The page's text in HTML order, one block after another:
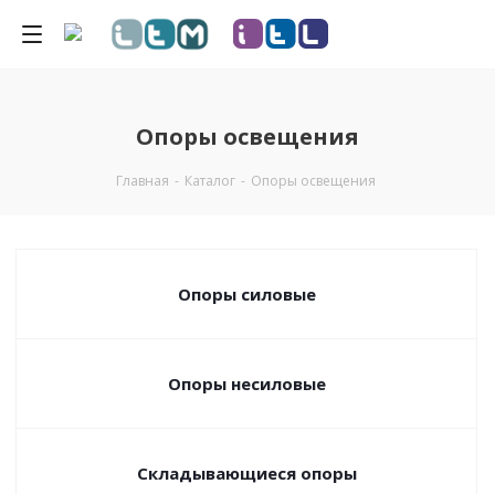
Опоры освещения
Главная - Каталог - Опоры освещения
Опоры силовые
Опоры несиловые
Складывающиеся опоры